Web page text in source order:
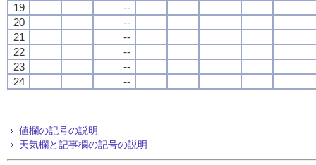
19
--
20
--
21
--
22
--
23
--
24
--
値欄の記号の説明
天気欄と記事欄の記号の説明